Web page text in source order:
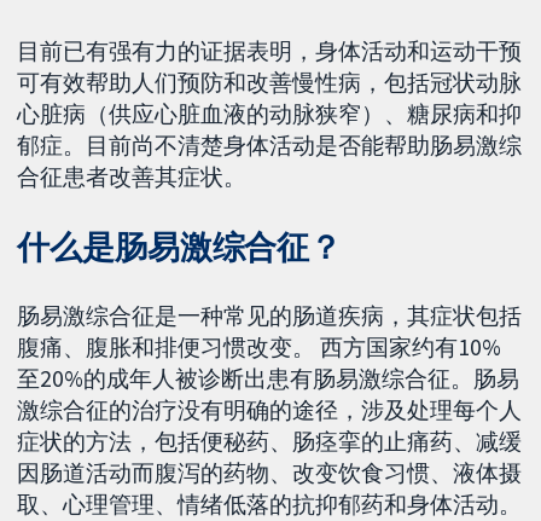
目前已有强有力的证据表明，身体活动和运动干预
可有效帮助人们预防和改善慢性病，包括冠状动脉
心脏病（供应心脏血液的动脉狭窄）、糖尿病和抑
郁症。目前尚不清楚身体活动是否能帮助肠易激综
合征患者改善其症状。
什么是肠易激综合征？
肠易激综合征是一种常见的肠道疾病，其症状包括
腹痛、腹胀和排便习惯改变。 西方国家约有10%
至20%的成年人被诊断出患有肠易激综合征。肠易
激综合征的治疗没有明确的途径，涉及处理每个人
症状的方法，包括便秘药、肠痉挛的止痛药、减缓
因肠道活动而腹泻的药物、改变饮食习惯、液体摄
取、心理管理、情绪低落的抗抑郁药和身体活动。